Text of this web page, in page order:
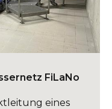
FiLaNo
eines